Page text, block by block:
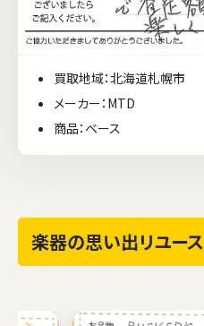
買取地域：北海道札幌市
メーカー：MTD
商品：ベース
楽器の思い出リユース